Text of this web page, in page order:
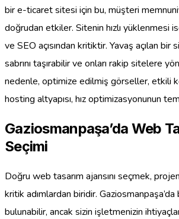
bir e-ticaret sitesi için bu, müşteri
doğrudan etkiler. Sitenin hızlı yüklenmesi
ve SEO açısından kritiktir. Yavaş açılan bir
sabrını taşırabilir ve onları rakip sitelere
nedenle, optimize edilmiş görseller, etkili
hosting altyapısı, hız optimizasyonunun
Gaziosmanpaşa’da Web
Seçimi
Doğru web tasarım ajansını seçmek,
kritik adımlardan biridir.
bulunabilir, ancak sizin işletmenizin